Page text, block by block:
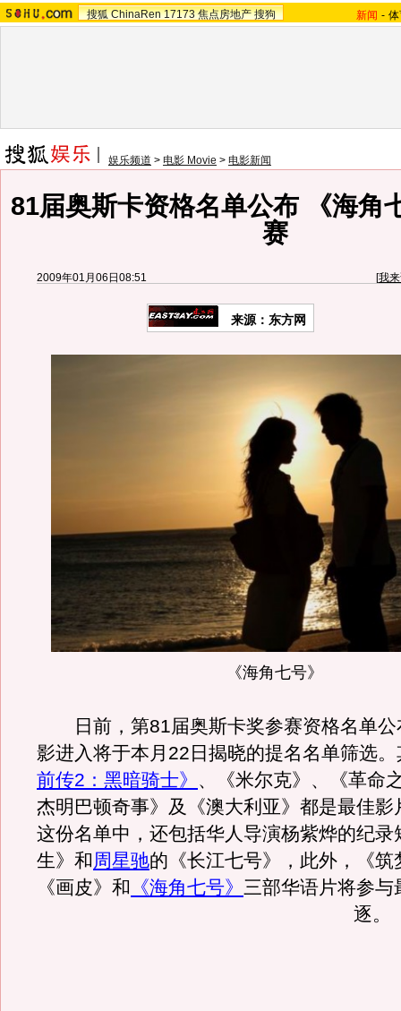
搜狐 ChinaRen 17173 焦点房地产 搜狗 新闻 -
娱乐频道 > 电影 Movie > 电影新闻
81届奥斯卡资格名单公布 《海角
赛
2009年01月06日08:51 [我
来源：东方网
《海角七号》
日前，第81届奥斯卡奖参赛资格名单公
影进入将于本月22日揭晓的提名名单筛选。
前传2：黑暗骑士》 、《米尔克》、《革命
杰明巴顿奇事》及《澳大利亚》都是最佳影
这份名单中，还包括华人导演杨紫烨的纪录
生》和周星驰的《长江七号》，此外，《筑
《画皮》和 《海角七号》 三部华语片将参与
逐。